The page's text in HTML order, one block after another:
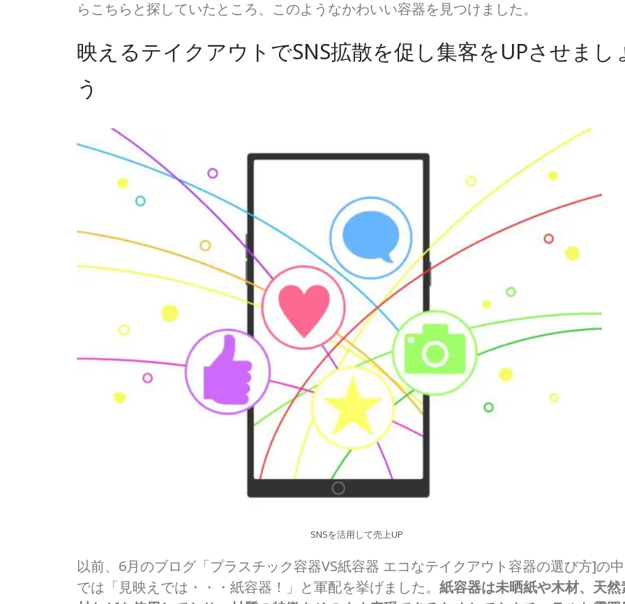
らこちらと探していたところ、このようなかわいい容器を見つけました。
映えるテイクアウトでSNS拡散を促し集客をUPさせまし
う
SNSを活用して売上UP
以前、6月のブログ「プラスチック容器VS紙容器 エコなテイクアウト容器の選び方]の中
では「見映えでは・・・紙容器！」と軍配を挙げました。 紙容器は未晒紙や木材、天然